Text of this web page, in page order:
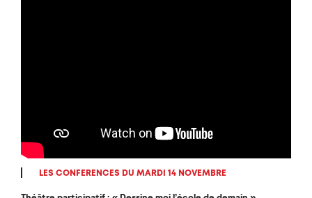
LES CONFERENCES DU MARDI 14 NOVEMBRE